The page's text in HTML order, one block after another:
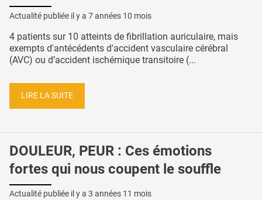
Actualité publiée il y a 7 années 10 mois
4 patients sur 10 atteints de fibrillation auriculaire, mais
exempts d'antécédents d'accident vasculaire cérébral
(AVC) ou d’accident ischémique transitoire (...
LIRE LA SUITE
DOULEUR, PEUR : Ces émotions
fortes qui nous coupent le souffle
Actualité publiée il y a 3 années 11 mois